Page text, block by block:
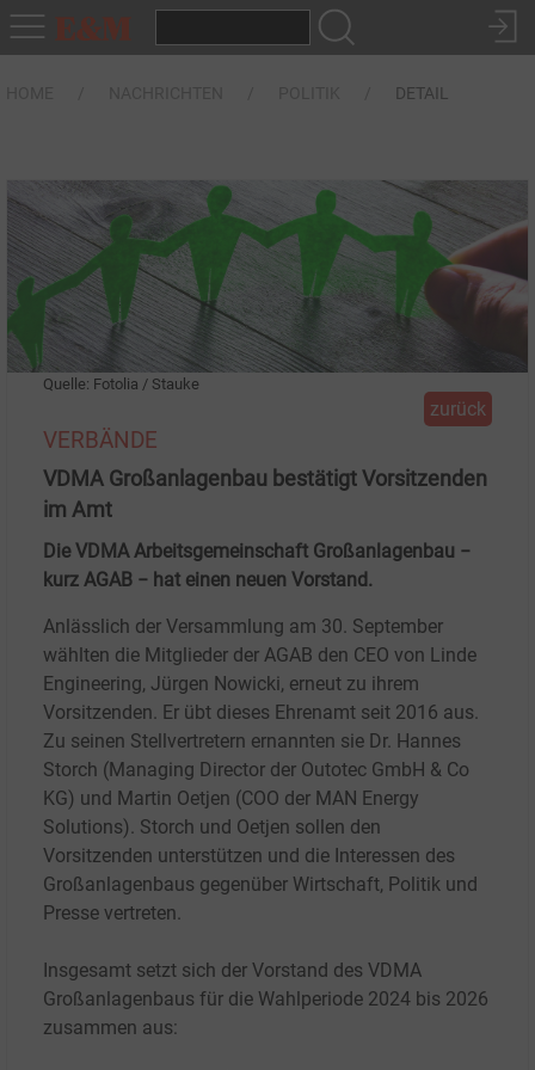
DETAIL
Quelle: Fotolia / Stauke
zurück
VERBÄNDE
VDMA Großanlagenbau bestätigt Vorsitzenden
im Amt
Die VDMA Arbeitsgemeinschaft Großanlagenbau −
kurz AGAB − hat einen neuen Vorstand.
Anlässlich der Versammlung am 30. September
wählten die Mitglieder der AGAB den CEO von Linde
Engineering, Jürgen Nowicki, erneut zu ihrem
Vorsitzenden. Er übt dieses Ehrenamt seit 2016 aus.
Zu seinen Stellvertretern ernannten sie Dr. Hannes
Storch (Managing Director der Outotec GmbH & Co
KG) und Martin Oetjen (COO der MAN Energy
Solutions). Storch und Oetjen sollen den
Vorsitzenden unterstützen und die Interessen des
Großanlagenbaus gegenüber Wirtschaft, Politik und
Presse vertreten.
Insgesamt setzt sich der Vorstand des VDMA
Großanlagenbaus für die Wahlperiode 2024 bis 2026
zusammen aus: